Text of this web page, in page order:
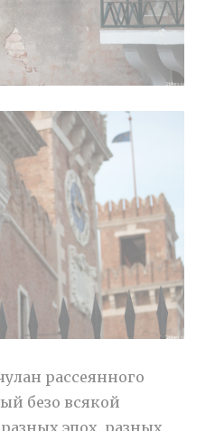
рассеянного
безо всякой